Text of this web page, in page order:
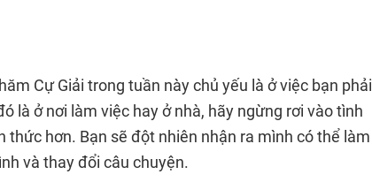
Cự Giải trong tuần này chủ yếu là ở việc bạn phải
là ở nơi làm việc hay ở nhà, hãy ngừng rơi vào tình
thức hơn. Bạn sẽ đột nhiên nhận ra mình có thể làm
và thay đổi câu chuyện.